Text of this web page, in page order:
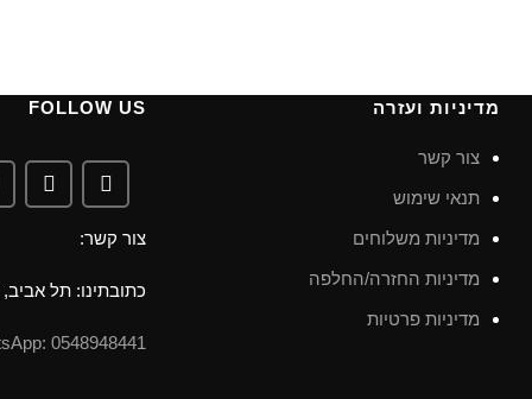
מדיניות ועזרה
צור קשר
תנאי שימוש
מדיניות משלוחים
מדיניות החזרה/החלפה
מדיניות פרטיות
FOLLOW US
צור קשר:
כתובתינו: תל אביב,
0548948441 :WhatsApp